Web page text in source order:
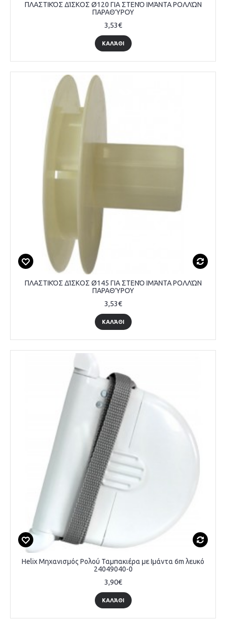
ΠΛΑΣΤΙΚΌΣ ΔΊΣΚΟΣ Ø120 ΓΙΑ ΣΤΕΝΌ ΙΜΆΝΤΑ ΡΟΛΛΏΝ
ΠΑΡΑΘΎΡΟΥ
3,53€
ΚΑΛΆΘΙ
ΠΛΑΣΤΙΚΌΣ ΔΊΣΚΟΣ Ø145 ΓΙΑ ΣΤΕΝΌ ΙΜΆΝΤΑ ΡΟΛΛΏΝ
ΠΑΡΑΘΎΡΟΥ
3,53€
ΚΑΛΆΘΙ
Helix Μηχανισμός Ρολού Ταμπακιέρα με Ιμάντα 6m λευκό
24049040-0
3,90€
ΚΑΛΆΘΙ